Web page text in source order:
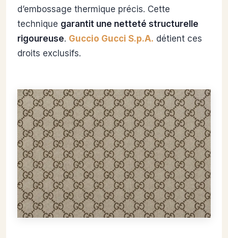
d’embossage thermique précis. Cette
technique garantit une netteté structurelle
rigoureuse. Guccio Gucci S.p.A. détient ces
droits exclusifs.